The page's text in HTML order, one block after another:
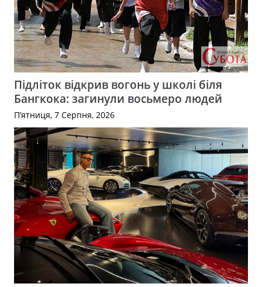
Підліток відкрив вогонь у школі біля
Бангкока: загинули восьмеро людей
П’ятниця, 7 Серпня, 2026